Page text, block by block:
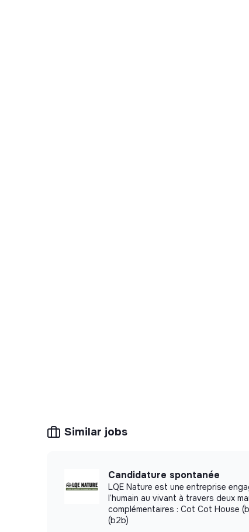
Similar jobs
Candidature spontanée
LQE Nature est une entreprise
l’humain au vivant à travers deux
complémentaires : Cot Cot House
(b2b)